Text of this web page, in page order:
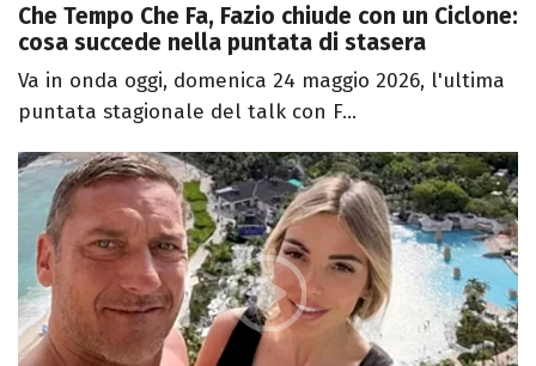
Che Tempo Che Fa, Fazio chiude con un Ciclone:
cosa succede nella puntata di stasera
Va in onda oggi, domenica 24 maggio 2026, l'ultima
puntata stagionale del talk con F...